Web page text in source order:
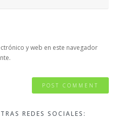
y web en este navegador
REDES SOCIALES: